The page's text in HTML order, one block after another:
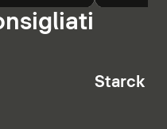
Starck T